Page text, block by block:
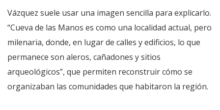
Vázquez suele usar una imagen sencilla para explicarlo.
“Cueva de las Manos es como una localidad actual, pero
milenaria, donde, en lugar de calles y edificios, lo que
permanece son aleros, cañadones y sitios
arqueológicos”, que permiten reconstruir cómo se
organizaban las comunidades que habitaron la región.